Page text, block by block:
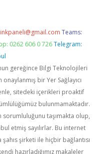
Teams:
0262 606 0 726 Telegram:
gereğince Bilgi Teknolojileri
bir Yer Sağlayıcı
sitedeki içerikleri proaktif
bulunmamaktadır.
sorumluluğunu taşımakta olup,
etmiş sayılırlar. Bu internet
şirketi ile hiçbir bağlantısı
hazırladığımız makaleler